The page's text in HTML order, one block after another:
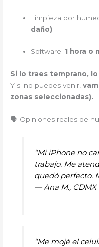
Limpieza por
daño)
Software: 1 hora o
Si lo traes temprano,
Y si no puedes venir,
zonas seleccionadas).
🗣️ Opiniones reales de
“Mi iPhone no
trabajo. Me
quedó perfecto.
— Ana M., CDMX
“Me mojé el